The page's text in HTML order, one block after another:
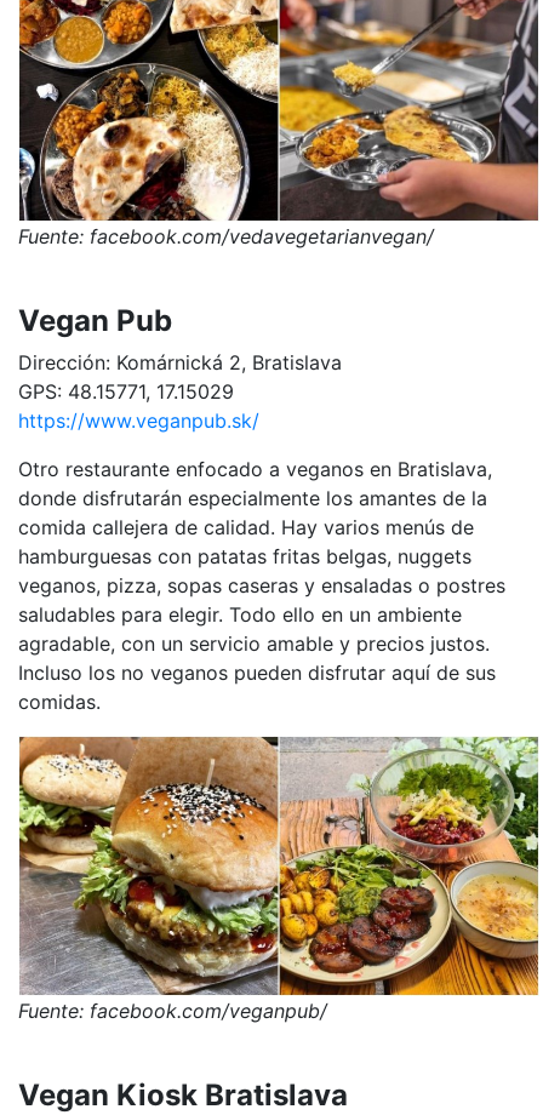
Fuente: facebook.com/vedavegetarianvegan/
Vegan Pub
Dirección: Komárnická 2, Bratislava
GPS: 48.15771, 17.15029
https://www.veganpub.sk/
Otro restaurante enfocado a veganos en Bratislava,
donde disfrutarán especialmente los amantes de la
comida callejera de calidad. Hay varios menús de
hamburguesas con patatas fritas belgas, nuggets
veganos, pizza, sopas caseras y ensaladas o postres
saludables para elegir. Todo ello en un ambiente
agradable, con un servicio amable y precios justos.
Incluso los no veganos pueden disfrutar aquí de sus
comidas.
Fuente: facebook.com/veganpub/
Vegan Kiosk Bratislava